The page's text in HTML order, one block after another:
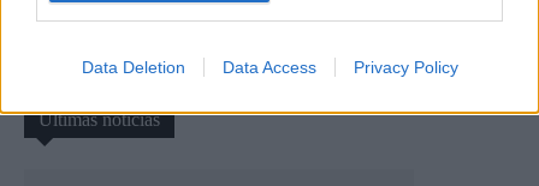
Data Deletion Data Access Privacy Policy
Últimas notícias